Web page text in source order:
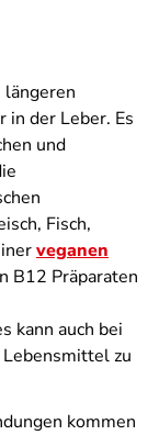
längeren
in der Leber. Es
und
Fisch,
veganen
B12 Präparaten
kann auch bei
zu
kommen